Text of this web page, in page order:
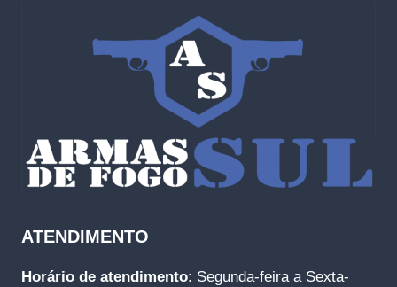
ATENDIMENTO
Horário de atendimento: Segunda-feira a Sexta-